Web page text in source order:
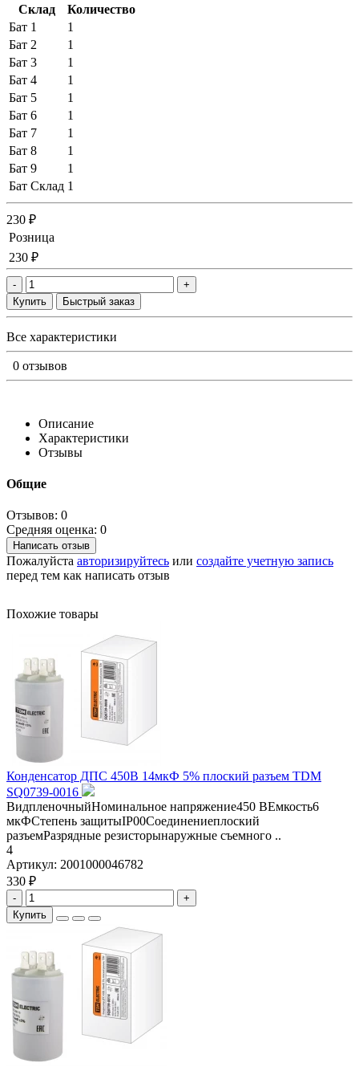
Склад
Количество
Бат 1
1
Бат 2
1
Бат 3
1
Бат 4
1
Бат 5
1
Бат 6
1
Бат 7
1
Бат 8
1
Бат 9
1
Бат Склад 1
230 ₽
Розница
230 ₽
-
+
Купить
Быстрый заказ
Все характеристики
0 отзывов
Описание
Характеристики
Отзывы
Общие
Отзывов: 0
Средняя оценка: 0
Написать отзыв
Пожалуйста авторизируйтесь или создайте учетную запись
перед тем как написать отзыв
Похожие товары
Конденсатор ДПС 450В 14мкФ 5% плоский разъем TDM
SQ0739-0016
ВидпленочныйНоминальное напряжение450 ВЕмкость6
мкФСтепень защитыIP00Соединениеплоский
разъемРазрядные резисторынаружные съемного ..
4
Артикул: 2001000046782
330 ₽
-
+
Купить